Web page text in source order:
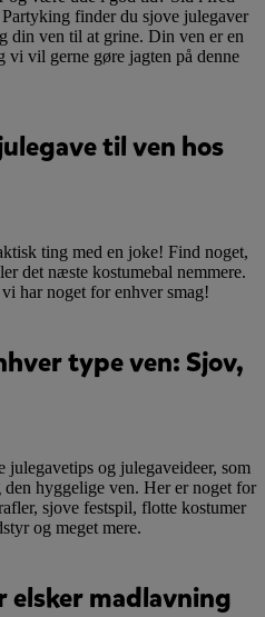
finder du sjove julegaver
din ven til at grine. Din ven er en
vil gerne gøre jagten på denne
til ven hos
ting med en joke! Find noget,
det næste kostumebal nemmere.
har noget for enhver smag!
type ven: Sjov,
og julegaveideer, som
den hyggelige ven. Her er noget for
sjove festspil, flotte kostumer
og meget mere.
elsker madlavning